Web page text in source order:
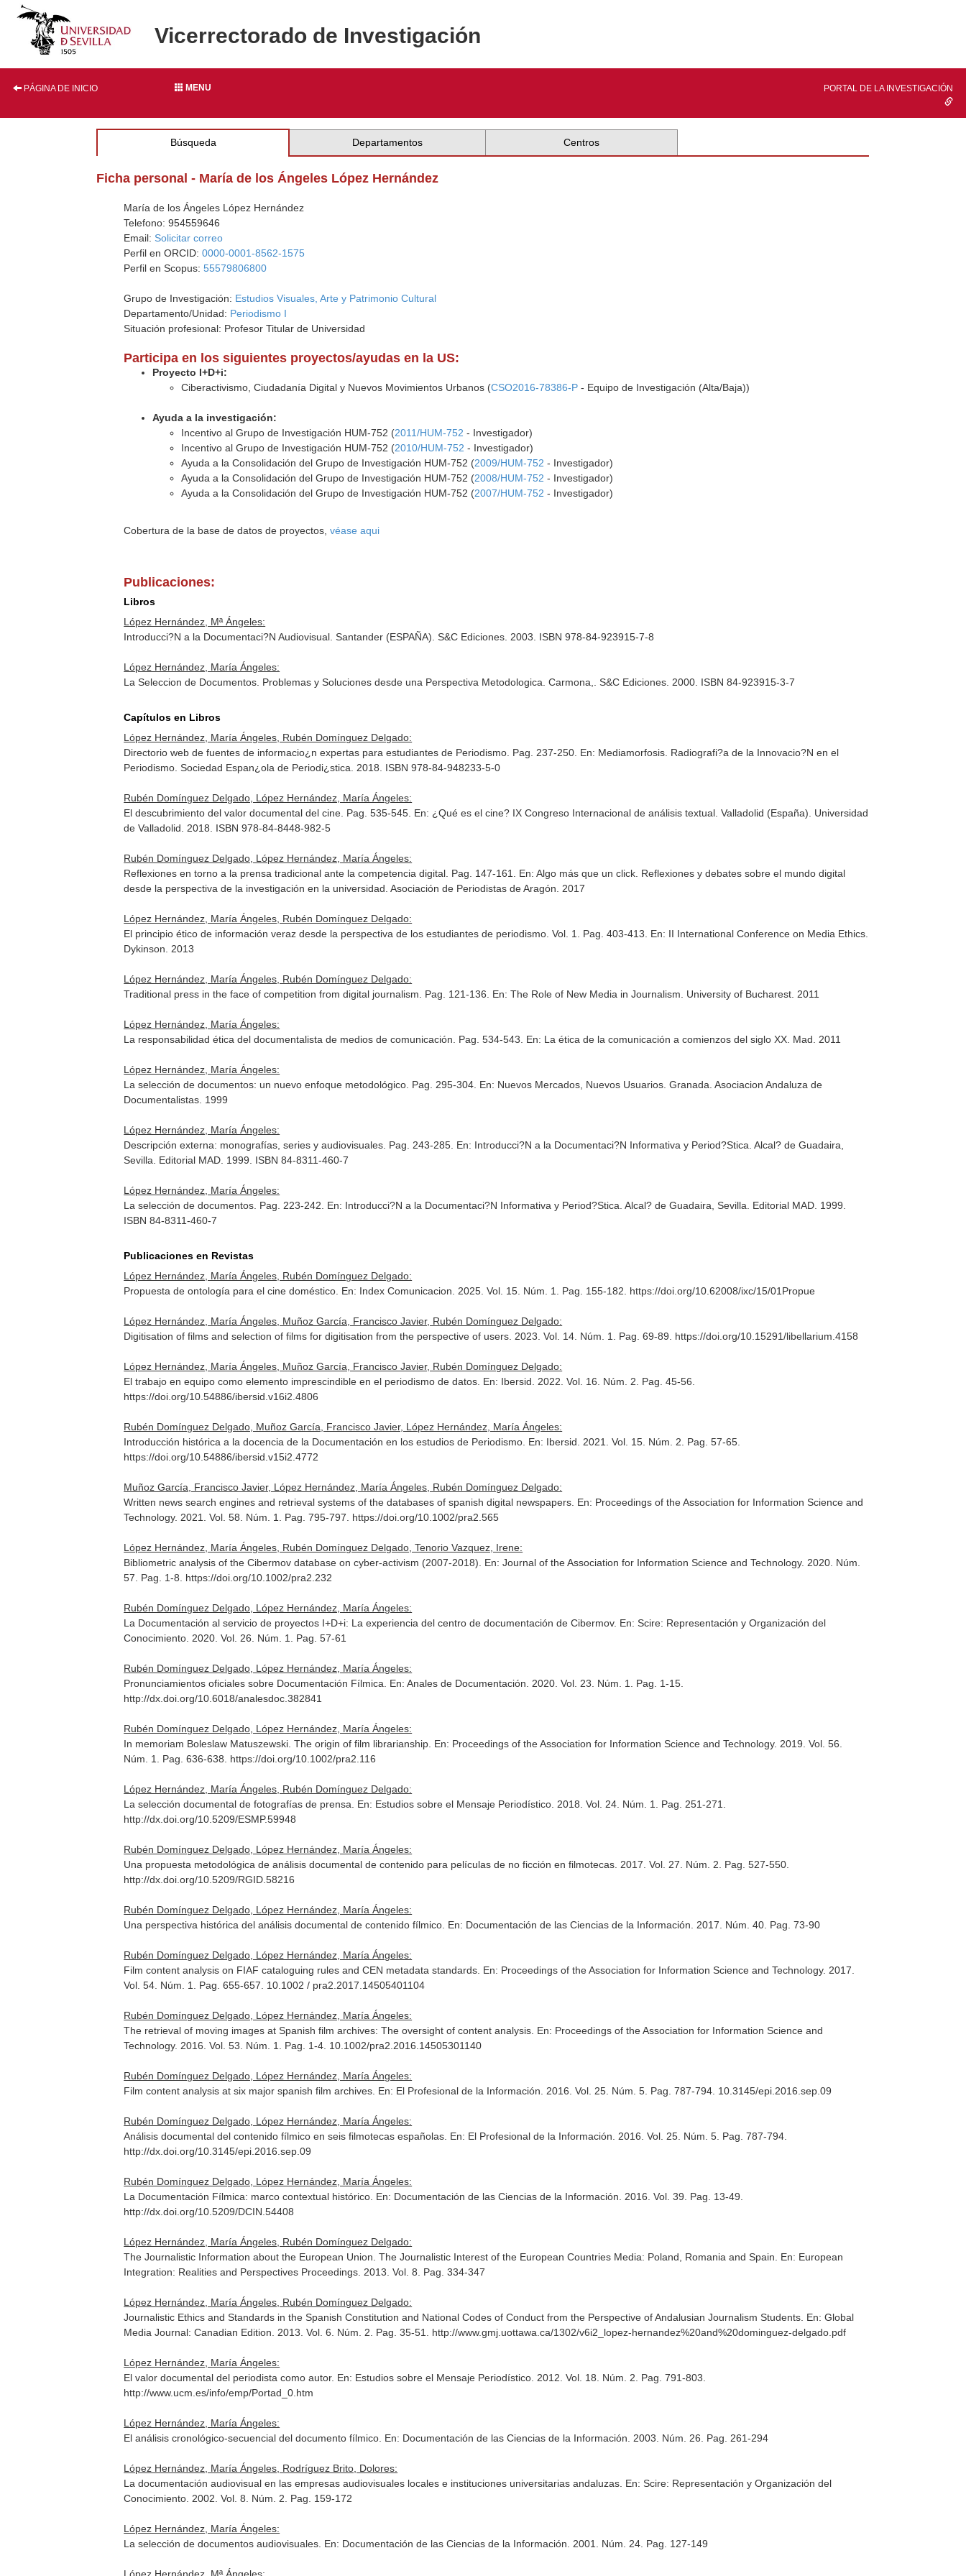
Vicerrectorado de Investigación
PÁGINA DE INICIO MENU PORTAL DE LA INVESTIGACIÓN
Búsqueda Departamentos Centros
Ficha personal - María de los Ángeles López Hernández
María de los Ángeles López Hernández
Telefono: 954559646
Email: Solicitar correo
Perfil en ORCID:0000-0001-8562-1575
Perfil en Scopus:55579806800
Grupo de Investigación: Estudios Visuales, Arte y Patrimonio Cultural
Departamento/Unidad: Periodismo I
Situación profesional: Profesor Titular de Universidad
Participa en los siguientes proyectos/ayudas en la US:
Proyecto I+D+i:
Ciberactivismo, Ciudadanía Digital y Nuevos Movimientos Urbanos (CSO2016-78386-P - Equipo de Investigación (Alta/Baja))
Ayuda a la investigación:
Incentivo al Grupo de Investigación HUM-752 (2011/HUM-752 - Investigador)
Incentivo al Grupo de Investigación HUM-752 (2010/HUM-752 - Investigador)
Ayuda a la Consolidación del Grupo de Investigación HUM-752 (2009/HUM-752 - Investigador)
Ayuda a la Consolidación del Grupo de Investigación HUM-752 (2008/HUM-752 - Investigador)
Ayuda a la Consolidación del Grupo de Investigación HUM-752 (2007/HUM-752 - Investigador)
Cobertura de la base de datos de proyectos,véase aqui
Publicaciones:
Libros
López Hernández, Mª Ángeles:
Introducci?N a la Documentaci?N Audiovisual. Santander (ESPAÑA). S&C Ediciones. 2003. ISBN 978-84-923915-7-8
López Hernández, María Ángeles:
La Seleccion de Documentos. Problemas y Soluciones desde una Perspectiva Metodologica. Carmona,. S&C Ediciones. 2000. ISBN 84-923915-3-7
Capítulos en Libros
López Hernández, María Ángeles, Rubén Domínguez Delgado:
Directorio web de fuentes de informacio¿n expertas para estudiantes de Periodismo. Pag. 237-250. En: Mediamorfosis. Radiografi?a de la Innovacio?N en el
Periodismo . Sociedad Espan¿ola de Periodi¿stica. 2018. ISBN 978-84-948233-5-0
Rubén Domínguez Delgado, López Hernández, María Ángeles:
El descubrimiento del valor documental del cine. Pag. 535-545. En: ¿Qué es el cine? IX Congreso Internacional de análisis textual . Valladolid (España). Universidad
de Valladolid. 2018. ISBN 978-84-8448-982-5
Rubén Domínguez Delgado, López Hernández, María Ángeles:
Reflexiones en torno a la prensa tradicional ante la competencia digital. Pag. 147-161. En: Algo más que un click. Reflexiones y debates sobre el mundo digital
desde la perspectiva de la investigación en la universidad . Asociación de Periodistas de Aragón. 2017
López Hernández, María Ángeles, Rubén Domínguez Delgado:
El principio ético de información veraz desde la perspectiva de los estudiantes de periodismo. Vol. 1. Pag. 403-413. En: II International Conference on Media Ethics
Dykinson. 2013
López Hernández, María Ángeles, Rubén Domínguez Delgado:
Traditional press in the face of competition from digital journalism. Pag. 121-136. En: The Role of New Media in Journalism . University of Bucharest. 2011
López Hernández, María Ángeles:
La responsabilidad ética del documentalista de medios de comunicación. Pag. 534-543. En: La ética de la comunicación a comienzos del siglo XX . Mad. 2011
López Hernández, María Ángeles:
La selección de documentos: un nuevo enfoque metodológico. Pag. 295-304. En: Nuevos Mercados, Nuevos Usuarios . Granada. Asociacion Andaluza de
Documentalistas. 1999
López Hernández, María Ángeles:
Descripción externa: monografías, series y audiovisuales. Pag. 243-285. En: Introducci?N a la Documentaci?N Informativa y Period?Stica . Alcal? de Guadaira,
Sevilla. Editorial MAD. 1999. ISBN 84-8311-460-7
López Hernández, María Ángeles:
La selección de documentos. Pag. 223-242. En: Introducci?N a la Documentaci?N Informativa y Period?Stica . Alcal? de Guadaira, Sevilla. Editorial MAD. 1999.
ISBN 84-8311-460-7
Publicaciones en Revistas
López Hernández, María Ángeles, Rubén Domínguez Delgado:
Propuesta de ontología para el cine doméstico. En: Index Comunicacion . 2025. Vol. 15. Núm. 1. Pag. 155-182. https://doi.org/10.62008/ixc/15/01Propue
López Hernández, María Ángeles, Muñoz García, Francisco Javier, Rubén Domínguez Delgado:
Digitisation of films and selection of films for digitisation from the perspective of users. 2023. Vol. 14. Núm. 1. Pag. 69-89. https://doi.org/10.15291/libellarium.4158
López Hernández, María Ángeles, Muñoz García, Francisco Javier, Rubén Domínguez Delgado:
El trabajo en equipo como elemento imprescindible en el periodismo de datos. En: Ibersid . 2022. Vol. 16. Núm. 2. Pag. 45-56.
https://doi.org/10.54886/ibersid.v16i2.4806
Rubén Domínguez Delgado, Muñoz García, Francisco Javier, López Hernández, María Ángeles:
Introducción histórica a la docencia de la Documentación en los estudios de Periodismo. En: Ibersid . 2021. Vol. 15. Núm. 2. Pag. 57-65.
https://doi.org/10.54886/ibersid.v15i2.4772
Muñoz García, Francisco Javier, López Hernández, María Ángeles, Rubén Domínguez Delgado:
Written news search engines and retrieval systems of the databases of spanish digital newspapers. En: Proceedings of the Association for Information Science and
Technology. 2021. Vol. 58. Núm. 1. Pag. 795-797. https://doi.org/10.1002/pra2.565
López Hernández, María Ángeles, Rubén Domínguez Delgado, Tenorio Vazquez, Irene:
Bibliometric analysis of the Cibermov database on cyber-activism (2007-2018). En: Journal of the Association for Information Science and Technology. 2020. Núm.
57. Pag. 1-8. https://doi.org/10.1002/pra2.232
Rubén Domínguez Delgado, López Hernández, María Ángeles:
La Documentación al servicio de proyectos I+D+i: La experiencia del centro de documentación de Cibermov. En: Scire: Representación y Organización del
Conocimiento . 2020. Vol. 26. Núm. 1. Pag. 57-61
Rubén Domínguez Delgado, López Hernández, María Ángeles:
Pronunciamientos oficiales sobre Documentación Fílmica. En: Anales de Documentación . 2020. Vol. 23. Núm. 1. Pag. 1-15.
http://dx.doi.org/10.6018/analesdoc.382841
Rubén Domínguez Delgado, López Hernández, María Ángeles:
In memoriam Boleslaw Matuszewski. The origin of film librarianship. En: Proceedings of the Association for Information Science and Technology. 2019. Vol. 56.
Núm. 1. Pag. 636-638. https://doi.org/10.1002/pra2.116
López Hernández, María Ángeles, Rubén Domínguez Delgado:
La selección documental de fotografías de prensa. En: Estudios sobre el Mensaje Periodístico . 2018. Vol. 24. Núm. 1. Pag. 251-271.
http://dx.doi.org/10.5209/ESMP.59948
Rubén Domínguez Delgado, López Hernández, María Ángeles:
Una propuesta metodológica de análisis documental de contenido para películas de no ficción en filmotecas. 2017. Vol. 27. Núm. 2. Pag. 527-550.
http://dx.doi.org/10.5209/RGID.58216
Rubén Domínguez Delgado, López Hernández, María Ángeles:
Una perspectiva histórica del análisis documental de contenido fílmico. En: Documentación de las Ciencias de la Información . 2017. Núm. 40. Pag. 73-90
Rubén Domínguez Delgado, López Hernández, María Ángeles:
Film content analysis on FIAF cataloguing rules and CEN metadata standards. En: Proceedings of the Association for Information Science and Technology. 2017.
Vol. 54. Núm. 1. Pag. 655-657. 10.1002 / pra2.2017.14505401104
Rubén Domínguez Delgado, López Hernández, María Ángeles:
The retrieval of moving images at Spanish film archives: The oversight of content analysis. En: Proceedings of the Association for Information Science and
Technology. 2016. Vol. 53. Núm. 1. Pag. 1-4. 10.1002/pra2.2016.14505301140
Rubén Domínguez Delgado, López Hernández, María Ángeles:
Film content analysis at six major spanish film archives. En: El Profesional de la Información . 2016. Vol. 25. Núm. 5. Pag. 787-794. 10.3145/epi.2016.sep.09
Rubén Domínguez Delgado, López Hernández, María Ángeles:
Análisis documental del contenido fílmico en seis filmotecas españolas. En: El Profesional de la Información . 2016. Vol. 25. Núm. 5. Pag. 787-794.
http://dx.doi.org/10.3145/epi.2016.sep.09
Rubén Domínguez Delgado, López Hernández, María Ángeles:
La Documentación Fílmica: marco contextual histórico. En: Documentación de las Ciencias de la Información . 2016. Vol. 39. Pag. 13-49.
http://dx.doi.org/10.5209/DCIN.54408
López Hernández, María Ángeles, Rubén Domínguez Delgado:
The Journalistic Information about the European Union. The Journalistic Interest of the European Countries Media: Poland, Romania and Spain. En: European
Integration: Realities and Perspectives Proceedings . 2013. Vol. 8. Pag. 334-347
López Hernández, María Ángeles, Rubén Domínguez Delgado:
Journalistic Ethics and Standards in the Spanish Constitution and National Codes of Conduct from the Perspective of Andalusian Journalism Students. En: Global
Media Journal: Canadian Edition . 2013. Vol. 6. Núm. 2. Pag. 35-51. http://www.gmj.uottawa.ca/1302/v6i2_lopez-hernandez%20and%20dominguez-delgado.pdf
López Hernández, María Ángeles:
El valor documental del periodista como autor. En: Estudios sobre el Mensaje Periodístico . 2012. Vol. 18. Núm. 2. Pag. 791-803.
http://www.ucm.es/info/emp/Portad_0.htm
López Hernández, María Ángeles:
El análisis cronológico-secuencial del documento fílmico. En: Documentación de las Ciencias de la Información . 2003. Núm. 26. Pag. 261-294
López Hernández, María Ángeles, Rodríguez Brito, Dolores:
La documentación audiovisual en las empresas audiovisuales locales e instituciones universitarias andaluzas. En: Scire: Representación y Organización del
Conocimiento . 2002. Vol. 8. Núm. 2. Pag. 159-172
López Hernández, María Ángeles:
La selección de documentos audiovisuales. En: Documentación de las Ciencias de la Información . 2001. Núm. 24. Pag. 127-149